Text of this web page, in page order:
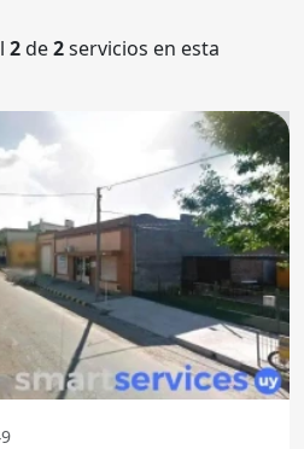
2de2servicios en esta